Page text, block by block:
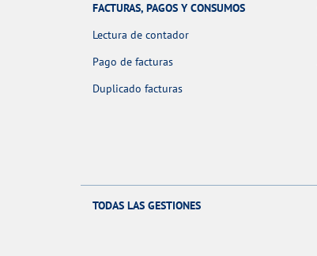
FACTURAS, PAGOS Y CONSUMOS
Lectura de contador
Pago de facturas
Duplicado facturas
TODAS LAS GESTIONES